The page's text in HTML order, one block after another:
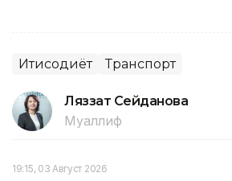
Иқтисодиёт Транспорт
Ляззат Сейданова
Муаллиф
19:15, 03 Август 2026